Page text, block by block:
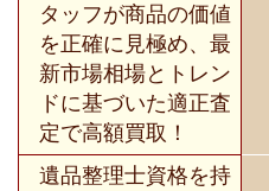
タッフが商品の価値
を正確に見極め、最
新市場相場とトレン
ドに基づいた適正査
定で高額買取！
遺品整理士資格を持